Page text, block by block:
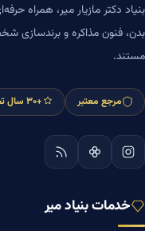
بنیاد دکتر مازیار میر، همراه
مستند.
مرجع معتبر +۳۰ سال تجربه
خدمات بنیاد میر